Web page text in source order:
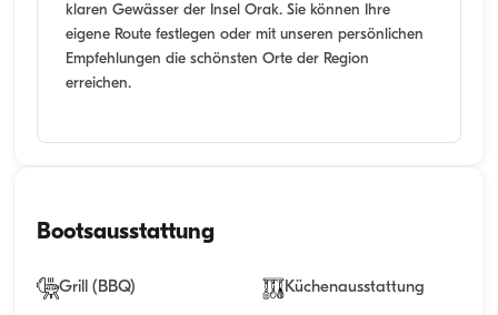
klaren Gewässer der Insel Orak. Sie können Ihre
eigene Route festlegen oder mit unseren persönlichen
Empfehlungen die schönsten Orte der Region
erreichen.
Bootsausstattung
Grill (BBQ) Küchenausstattung